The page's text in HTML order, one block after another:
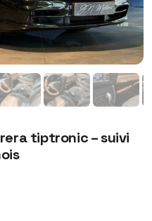
tiptronic – suivi